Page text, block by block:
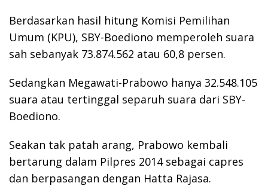
Berdasarkan hasil hitung Komisi Pemilihan
Umum (KPU), SBY-Boediono memperoleh suara
sah sebanyak 73.874.562 atau 60,8 persen.
Sedangkan Megawati-Prabowo hanya 32.548.105
suara atau tertinggal separuh suara dari SBY-
Boediono.
Seakan tak patah arang, Prabowo kembali
bertarung dalam Pilpres 2014 sebagai capres
dan berpasangan dengan Hatta Rajasa.